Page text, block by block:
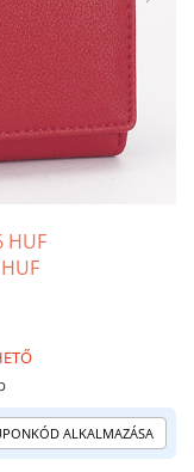
HUF
HUF
ALKALMAZÁSA